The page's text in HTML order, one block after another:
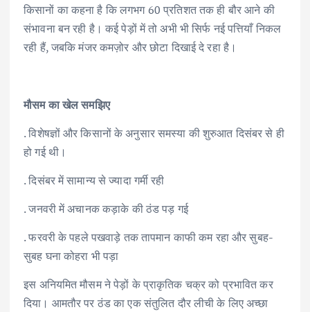
किसानों का कहना है कि लगभग 60 प्रतिशत तक ही बौर आने की
संभावना बन रही है। कई पेड़ों में तो अभी भी सिर्फ नई पत्तियाँ निकल
रही हैं, जबकि मंजर कमज़ोर और छोटा दिखाई दे रहा है।
मौसम का खेल समझिए
. विशेषज्ञों और किसानों के अनुसार समस्या की शुरुआत दिसंबर से ही
हो गई थी।
. दिसंबर में सामान्य से ज्यादा गर्मी रही
. जनवरी में अचानक कड़ाके की ठंड पड़ गई
. फरवरी के पहले पखवाड़े तक तापमान काफी कम रहा और सुबह-
सुबह घना कोहरा भी पड़ा
इस अनियमित मौसम ने पेड़ों के प्राकृतिक चक्र को प्रभावित कर
दिया। आमतौर पर ठंड का एक संतुलित दौर लीची के लिए अच्छा